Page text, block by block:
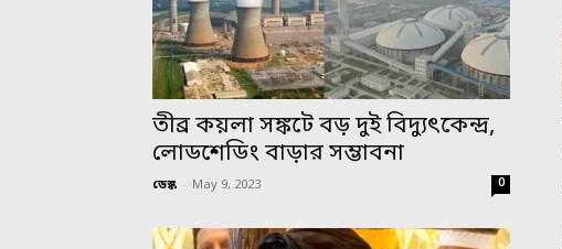
তীব্র কয়লা সঙ্কটে বড় দুই বিদ্যুৎকেন্দ্র,
লোডশেডিং বাড়ার সম্ভাবনা
ডেস্ক - May 9, 2023 0